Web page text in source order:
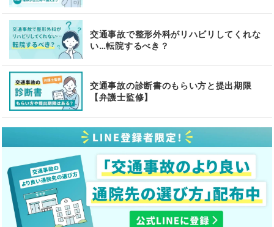
交通事故で整形外科がリハビリしてくれな
い…転院するべき？
交通事故の診断書のもらい方と提出期限
【弁護士監修】